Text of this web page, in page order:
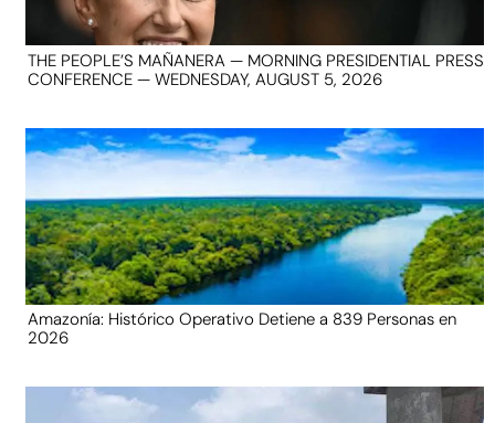
THE PEOPLE’S MAÑANERA — MORNING PRESIDENTIAL PRESS
CONFERENCE — WEDNESDAY, AUGUST 5, 2026
Amazonía: Histórico Operativo Detiene a 839 Personas en
2026